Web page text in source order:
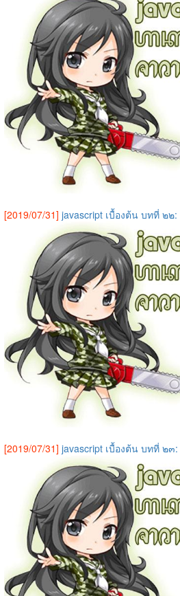
[2019/07/31] javascript เบื้องต้น บทที่ ๒๒
[2019/07/31] javascript เบื้องต้น บทที่ ๒